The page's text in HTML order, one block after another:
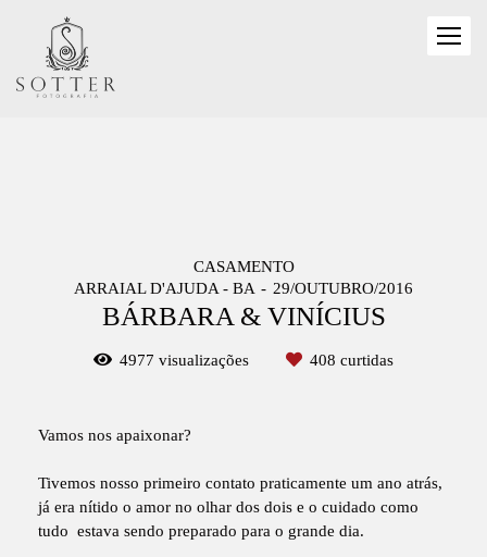
CASAMENTO
ARRAIAL D'AJUDA - BA
29/OUTUBRO/2016
BÁRBARA & VINÍCIUS
4977 visualizações 408 curtidas
Vamos nos apaixonar?
Tivemos nosso primeiro contato praticamente um ano atrás,
já era nítido o amor no olhar dos dois e o cuidado como
tudo estava sendo preparado para o grande dia.